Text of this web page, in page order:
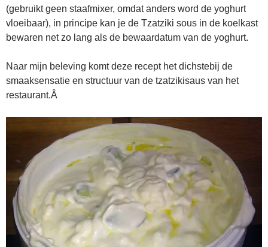
(gebruikt geen staafmixer, omdat anders word de yoghurt
vloeibaar), in principe kan je de Tzatziki sous in de koelkast
bewaren net zo lang als de bewaardatum van de yoghurt.
Naar mijn beleving komt deze recept het dichstebij de
smaaksensatie en structuur van de tzatzikisaus van het
restaurant.Â